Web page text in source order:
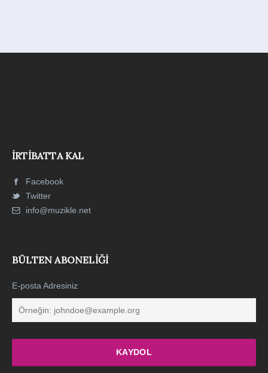
İRTIBATTA KAL
Facebook
Twitter
info@muzikle.net
BÜLTEN ABONELIĞI
E-posta Adresiniz